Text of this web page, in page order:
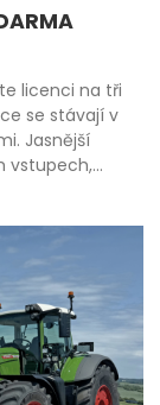
licenci na tři
se stávají v
Jasnější
vstupech,…